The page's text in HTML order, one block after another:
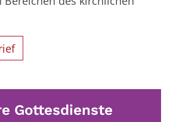
Gottesdienste